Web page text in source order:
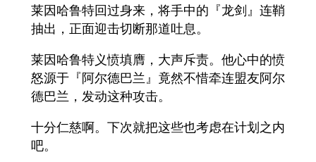
莱因哈鲁特回过身来，将手中的『龙剑』连鞘
抽出，正面迎击切断那道吐息。
莱因哈鲁特义愤填膺，大声斥责。他心中的愤
怒源于『阿尔德巴兰』竟然不惜牵连盟友阿尔
德巴兰，发动这种攻击。
十分仁慈啊。下次就把这些也考虑在计划之内
吧。